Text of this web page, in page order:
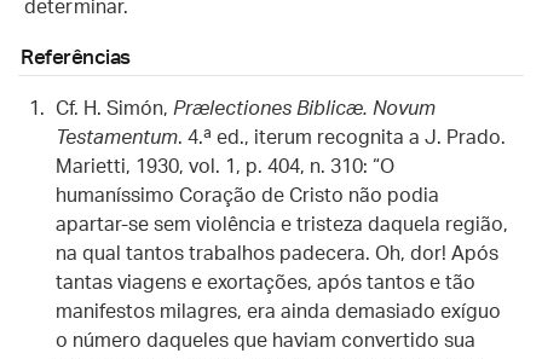
determinar.
Referências
Cf. H. Simón, Prælectiones Biblicæ. Novum
Testamentum. 4.ª ed., iterum recognita a J. Prado.
Marietti, 1930, vol. 1, p. 404, n. 310: “O
humaníssimo Coração de Cristo não podia
apartar-se sem violência e tristeza daquela região,
na qual tantos trabalhos padecera. Oh, dor! Após
tantas viagens e exortações, após tantos e tão
manifestos milagres, era ainda demasiado exíguo
o número daqueles que haviam convertido sua